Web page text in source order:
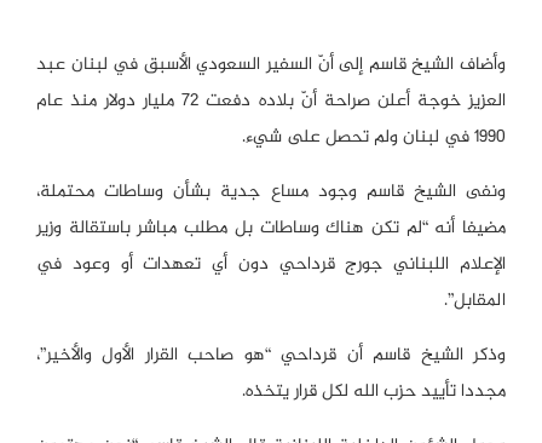
وأضاف الشيخ قاسم إلى أنّ السفير السعودي الأسبق في لبنان عبد
العزيز خوجة أعلن صراحة أنّ بلاده دفعت 72 مليار دولار منذ عام
1990 في لبنان ولم تحصل على شيء.
ونفى الشيخ قاسم وجود مساع جدية بشأن وساطات محتملة،
مضيفا أنه “لم تكن هناك وساطات بل مطلب مباشر باستقالة وزير
الإعلام اللبناني جورج قرداحي دون أي تعهدات أو وعود في
المقابل”.
وذكر الشيخ قاسم أن قرداحي “هو صاحب القرار الأول والأخير”،
مجددا تأييد حزب الله لكل قرار يتخذه.